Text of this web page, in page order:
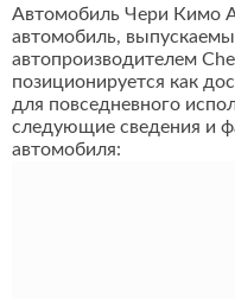
Автомобиль Чери Кимо
автомобиль,
автопроизводителем
позиционируется как
для повседневного
следующие сведения и
автомобиля: